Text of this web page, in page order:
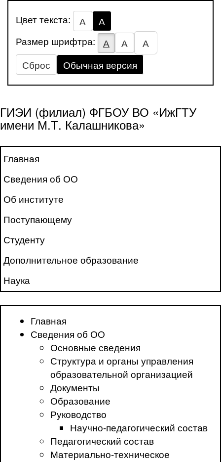
Цвет текста: А
А
Размер шрифтра:
А А
А
Сброс
Обычная версия
ГИЭИ (филиал) ФГБОУ ВО «ИжГТУ
имени М.Т. Калашникова»
Главная
Сведения об ОО
Об институте
Поступающему
Студенту
Дополнительное образование
Наука
Главная
Сведения об ОО
Основные сведения
Структура и органы управления
образовательной организацией
Документы
Образование
Руководство
Научно-педагогический состав
Педагогический состав
Материально-техническое